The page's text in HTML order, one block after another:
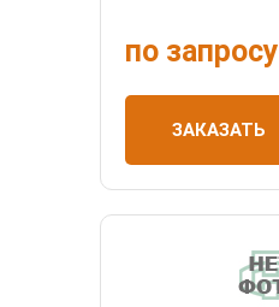
по запросу
ЗАКАЗАТЬ